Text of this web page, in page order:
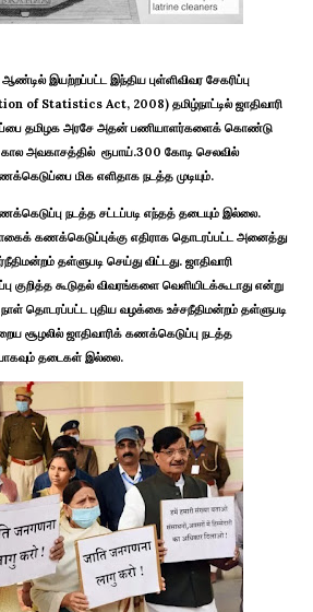
இயற்றப்பட்ட இந்திய புள்ளிவிவர சேகரிப்பு
of Statistics Act, 2008) தமிழ்நாட்டில் ஜாதிவாரி
தமிழக அரசே அதன் பணியாளர்களைக் கொண்டு
கால அவகாசத்தில் ரூபாய்.300 கோடி செலவில்
மிக எளிதாக நடத்த முடியும்.
நடத்த சட்டப்படி எந்தத் தடையும் இல்லை.
கணக்கெடுப்புக்கு எதிராக தொடரப்பட்ட அனைத்து
தள்ளுபடி செய்து விட்டது. ஜாதிவாரி
கூடுதல் விவரங்களை வெளியிடக்கூடாது என்று
தொடரப்பட்ட புதிய வழக்கை உச்சநீதிமன்றம் தள்ளுபடி
சூழலில் ஜாதிவாரிக் கணக்கெடுப்பு நடத்த
தடைகள் இல்லை.